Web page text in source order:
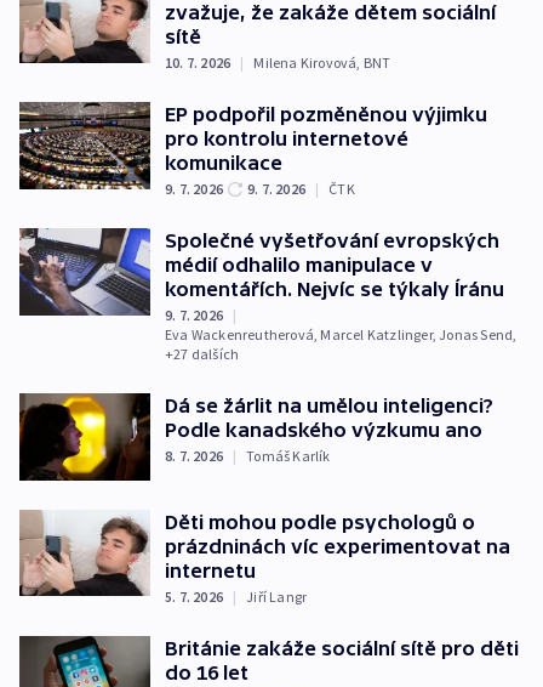
zvažuje, že zakáže dětem sociální
sítě
10. 7. 2026 | Milena Kirovová, BNT
EP podpořil pozměněnou výjimku
pro kontrolu internetové
komunikace
9. 7. 2026 9. 7. 2026 | ČTK
Společné vyšetřování evropských
médií odhalilo manipulace v
komentářích. Nejvíc se týkaly Íránu
9. 7. 2026 |
Eva Wackenreutherová, Marcel Katzlinger, Jonas Send,
+27 dalších
Dá se žárlit na umělou inteligenci?
Podle kanadského výzkumu ano
8. 7. 2026 | Tomáš Karlík
Děti mohou podle psychologů o
prázdninách víc experimentovat na
internetu
5. 7. 2026 | Jiří Langr
Británie zakáže sociální sítě pro děti
do 16 let